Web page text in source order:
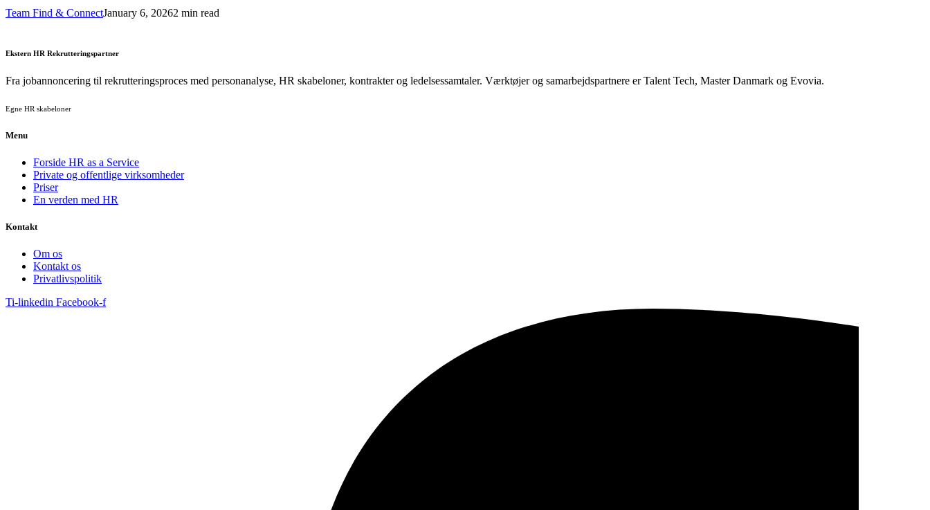
Team Find & ConnectJanuary 6, 20262 min read
Ekstern HR Rekrutteringspartner
Fra jobannoncering til rekrutteringsproces med personanalyse, HR skabeloner, kontrakter og ledelsessamtaler. Værktøjer og samarbejdspartnere er Talent Tech, Master Danmark og Evovia.
Egne HR skabeloner
Menu
Forside HR as a Service
Private og offentlige virksomheder
Priser
En verden med HR
Kontakt
Om os
Kontakt os
Privatlivspolitik
Ti-linkedin Facebook-f